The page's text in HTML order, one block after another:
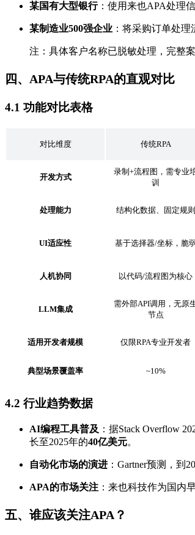
某国有大型银行：使用来也APA处理
某制造业500强企业 ：将采购订单处
注：具体客户名称已脱敏处理，完整
四、APA与传统RPA的直观对比
4.1 功能对比表格
对比维度 传统RPA
开发方式
录制+流程图，需专业
训
处理能力 结构化数据、固定规则
UI适应性 基于选择器/坐标，脆
人机协同 以代码/流程图为核心
LLM集成
需外部API调用，无原
节点
适用开发者规模 仅限RPA专业开发者
典型场景覆盖率 ~10%
4.2 行业趋势数据
AI编程工具普及 ：据Stack Overflow
长至2025年的40亿美元。
自动化市场的演进 ：Gartner预测，到
APA的市场关注 ：来也科技作为国内
五、谁应该关注APA？